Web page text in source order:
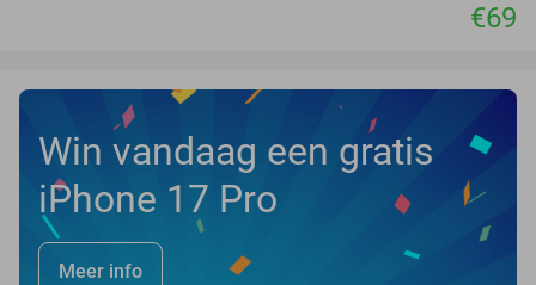
€69
Win vandaag een gratis
iPhone 17 Pro
Meer info